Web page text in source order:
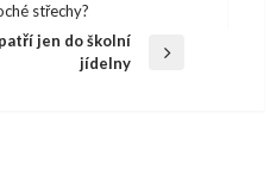
střechy?
jen do školní
jídelny